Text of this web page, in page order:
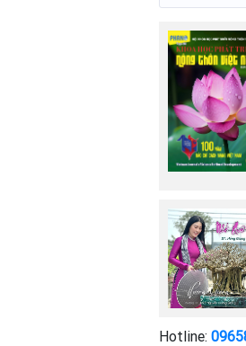
Hotline: